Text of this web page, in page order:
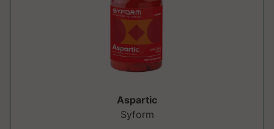
Aspartic
Syform